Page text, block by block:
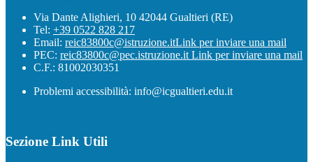
Via Dante Alighieri, 10 42044 Gualtieri (RE)
Tel: +39 0522 828 217
Email: reic83800c@istruzione.itLink per inviare una mail
PEC: reic83800c@pec.istruzione.it Link per inviare una mail
C.F.: 81002030351
Problemi accessibilità: info@icgualtieri.edu.it
Sezione Link Utili